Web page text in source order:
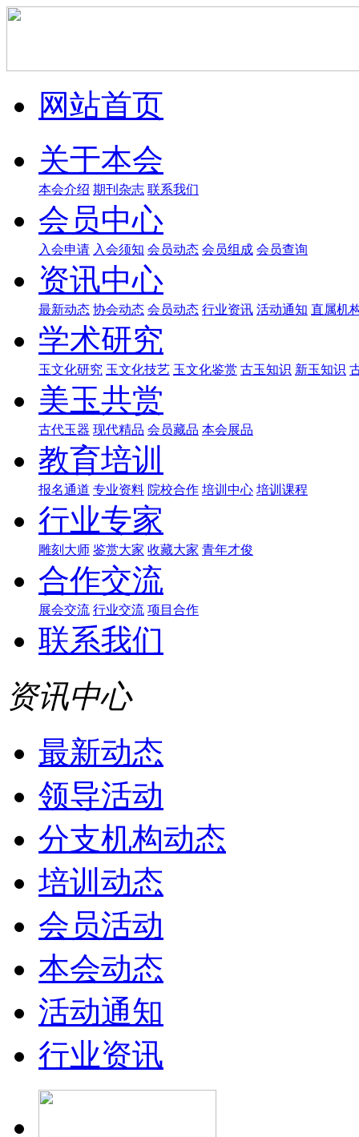
网站首页
关于本会
本会介绍 期刊杂志 联系我们
会员中心
入会申请 入会须知 会员动态 会员组成 会员查询
资讯中心
最新动态 协会动态 会员动态 行业资讯 活动通知 直属机
学术研究
玉文化研究 玉文化技艺 玉文化鉴赏 古玉知识 新玉知识
美玉共赏
古代玉器 现代精品 会员藏品 本会展品
教育培训
报名通道 专业资料 院校合作 培训中心 培训课程
行业专家
雕刻大师 鉴赏大家 收藏大家 青年才俊
合作交流
展会交流 行业交流 项目合作
联系我们
资讯中心
最新动态
领导活动
分支机构动态
培训动态
会员活动
本会动态
活动通知
行业资讯